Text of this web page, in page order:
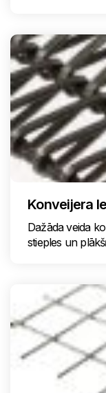
Konveijera
Dažāda veida
stieples un